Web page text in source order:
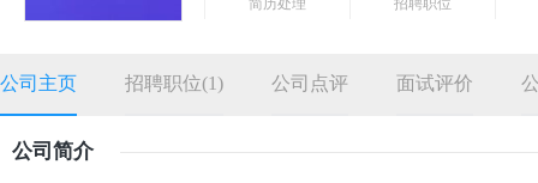
简历处理 招聘职位
公司主页 招聘职位(1) 公司点评 面试评价
公司简介